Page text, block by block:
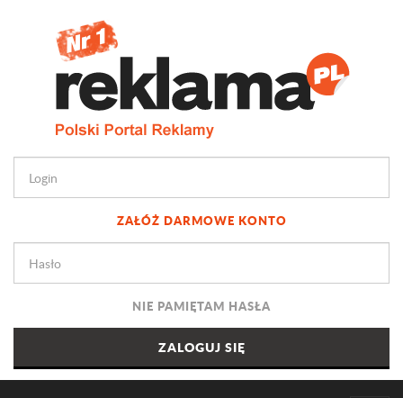
ZAŁÓŻ DARMOWE KONTO
NIE PAMIĘTAM HASŁA